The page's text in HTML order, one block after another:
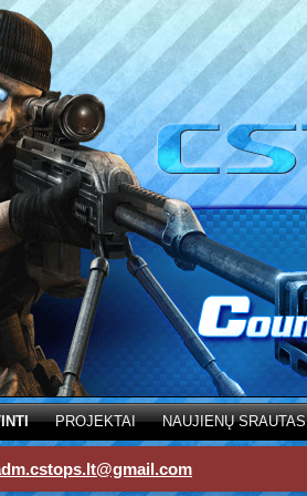
PROJEKTAI NAUJIENŲ SRAUTAS